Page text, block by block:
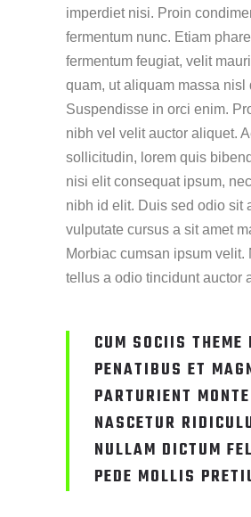
imperdiet nisi. Proin
fermentum nunc. Etiam
fermentum feugiat, velit
quam, ut aliquam massa nisl
Suspendisse in orci enim.
nibh vel velit auctor aliquet.
sollicitudin, lorem quis
nisi elit consequat ipsum,
nibh id elit. Duis sed odio sit
vulputate cursus a sit amet
Morbiac cumsan ipsum velit.
tellus a odio tincidunt auctor
CUM SOCIIS THEME
PENATIBUS ET
PARTURIENT
NASCETUR
NULLAM DICTUM
PEDE MOLLIS